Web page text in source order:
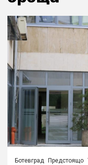
Ботевград Предстоящо